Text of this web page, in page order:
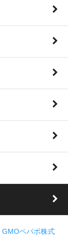
GMOペパボ株式